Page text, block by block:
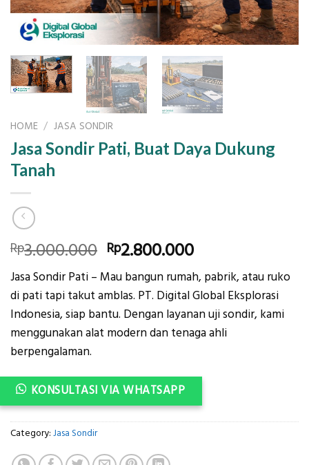
HOME / JASA SONDIR
Jasa Sondir Pati, Buat Daya Dukung
Tanah
Rp3.000.000 Original
price
was:
Rp3.000.000.
Rp2.800.000Current
price
is:
Rp2.800.000.
Jasa Sondir Pati – Mau bangun rumah, pabrik, atau ruko
di pati tapi takut amblas. PT. Digital Global Eksplorasi
Indonesia, siap bantu. Dengan layananuji sondir, kami
menggunakan alat modern dan tenaga ahli
berpengalaman.
KONSULTASI VIA WHATSAPP
Category: Jasa Sondir